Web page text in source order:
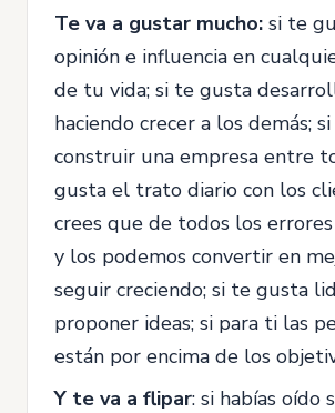
Te va a gustar mucho: si te
opinión e influencia en
de tu vida; si te gusta
haciendo crecer a los demás;
construir una empresa entre
gusta el trato diario con los
crees que de todos los
y los podemos convertir en
seguir creciendo; si te gusta
proponer ideas; si para ti las
están por encima de los
Y te va a flipar: si habías oído